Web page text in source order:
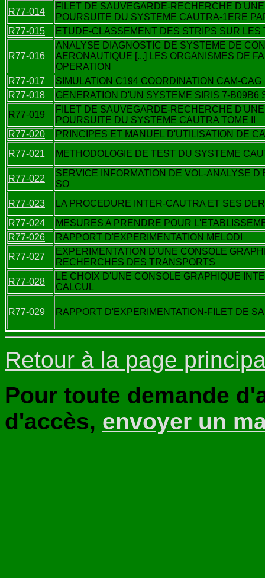
R77-014
FILET DE SAUVEGARDE-RECHERCHE
POURSUITE DU SYSTEME CAUTRA-1ERE
R77-015
ETUDE-CLASSEMENT DES STRIPS SUR
R77-016
ANALYSE DIAGNOSTIC DE SYSTEME DE
AERONAUTIQUE [...] LES ORGANISMES DE
OPERATION
R77-017
SIMULATION C194 COORDINATION CAM-CAG
R77-018
GENERATION D'UN SYSTEME SIRIS 7-B09B6
R77-019
FILET DE SAUVEGARDE-RECHERCHE
POURSUITE DU SYSTEME CAUTRA TOME II
R77-020
PRINCIPES ET MANUEL D'UTILISATION DE
R77-021
METHODOLOGIE DE TEST DU SYSTEME
R77-022
SERVICE INFORMATION DE VOL-ANALYSE
SO
R77-023
LA PROCEDURE INTER-CAUTRA ET SES
R77-024
MESURES A PRENDRE POUR
R77-026
RAPPORT D'EXPERIMENTATION MELODI
R77-027
EXPERIMENTATION D'UNE CONSOLE
RECHERCHES DES TRANSPORTS
R77-028
LE CHOIX D'UNE CONSOLE GRAPHIQUE
CALCUL
R77-029 RAPPORT D'EXPERIMENTATION-FILET DE
Retour à la page
Pour toute demande
d'accès, envoyer un